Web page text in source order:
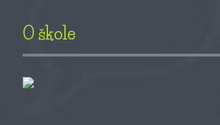
O škole